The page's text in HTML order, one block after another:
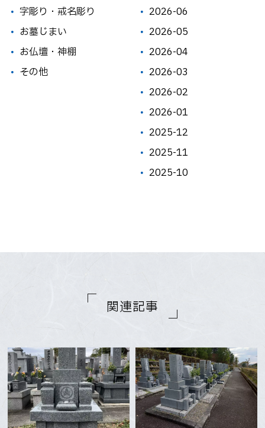
字彫り・戒名彫り
お墓じまい
お仏壇・神棚
その他
2026-06
2026-05
2026-04
2026-03
2026-02
2026-01
2025-12
2025-11
2025-10